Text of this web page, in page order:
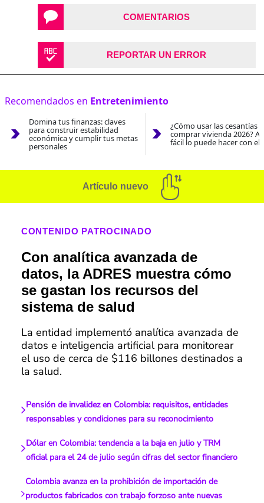
COMENTARIOS
REPORTAR UN ERROR
Recomendados en Entretenimiento
Domina tus finanzas: claves
para construir estabilidad
económica y cumplir tus metas
personales
¿Cómo usar las cesantías
comprar vivienda 2026?
fácil lo puede hacer con el
Artículo nuevo
CONTENIDO PATROCINADO
Con analítica avanzada de
datos, la ADRES muestra cómo
se gastan los recursos del
sistema de salud
La entidad implementó analítica avanzada de
datos e inteligencia artificial para monitorear
el uso de cerca de $116 billones destinados a
la salud.
Pensión de invalidez en Colombia: requisitos, entidades
responsables y condiciones para su reconocimiento
Dólar en Colombia: tendencia a la baja en julio y TRM
oficial para el 24 de julio según cifras del sector financiero
Colombia avanza en la prohibición de importación de
productos fabricados con trabajo forzoso ante nuevas